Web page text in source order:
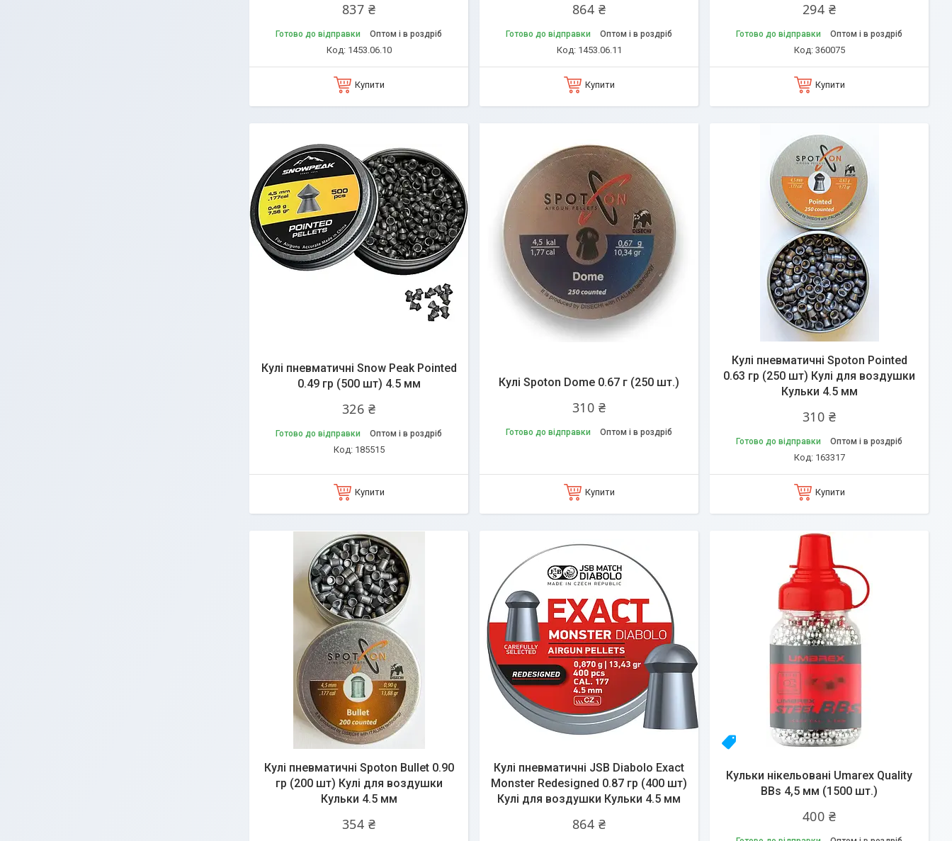
837 ₴
Готово до відправки Оптом і в роздріб
1453.06.10
Купити
864 ₴
Готово до відправки Оптом і в роздріб
1453.06.11
Купити
294 ₴
Готово до відправки Оптом і в роздріб
360075
Купити
Кулі пневматичні Snow Peak Pointed
0.49 гр (500 шт) 4.5 мм
326 ₴
Готово до відправки Оптом і в роздріб
185515
Купити
Кулі Spoton Dome 0.67 г (250 шт.)
310 ₴
Готово до відправки Оптом і в роздріб
Купити
Кулі пневматичні Spoton Pointed
0.63 гр (250 шт) Кулі для воздушки
Кульки 4.5 мм
310 ₴
Готово до відправки Оптом і в роздріб
163317
Купити
Кулі пневматичні Spoton Bullet 0.90
гр (200 шт) Кулі для воздушки
Кульки 4.5 мм
354 ₴
Кулі пневматичні JSB Diabolo Exact
Monster Redesigned 0.87 гр (400 шт)
Кулі для воздушки Кульки 4.5 мм
864 ₴
Топ продаж
Кульки нікельовані Umarex Quality
BBs 4,5 мм (1500 шт.)
400 ₴